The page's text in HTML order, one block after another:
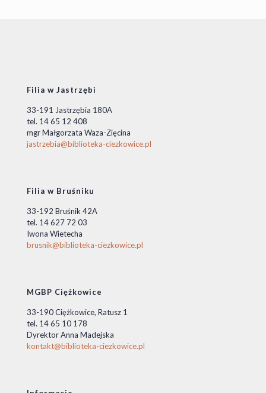
Filia w Jastrzębi
33-191 Jastrzębia 180A
tel. 14 65 12 408
mgr Małgorzata Waza-Zięcina
jastrzebia@biblioteka-ciezkowice.pl
Filia w Bruśniku
33-192 Bruśnik 42A
tel. 14 627 72 03
Iwona Wietecha
brusnik@biblioteka-ciezkowice.pl
MGBP Ciężkowice
33-190 Ciężkowice, Ratusz 1
tel. 14 65 10 178
Dyrektor Anna Madejska
kontakt@biblioteka-ciezkowice.pl